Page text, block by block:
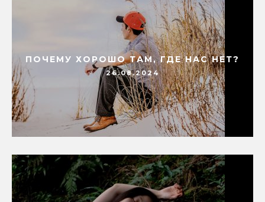
ПОЧЕМУ ХОРОШО ТАМ, ГДЕ НАС НЕТ?
26.08.2024